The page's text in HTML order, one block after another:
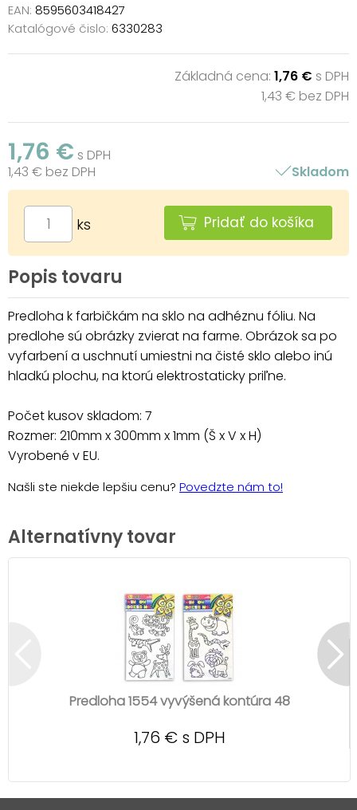
EAN: 8595603418427
Katalógové čislo: 6330283
Základná cena: 1,76 € s DPH
1,43 € bez DPH
1,76 € s DPH
1,43 € bez DPH
Skladom
ks Pridať do košíka
Popis tovaru
Predloha k farbičkám na sklo na adhéznu fóliu. Na
predlohe sú obrázky zvierat na farme. Obrázok sa po
vyfarbení a uschnutí umiestni na čisté sklo alebo inú
hladkú plochu, na ktorú elektrostaticky priľne.
Počet kusov skladom: 7
Rozmer: 210mm x 300mm x 1mm (Š x V x H)
Vyrobené v EU.
Našli ste niekde lepšiu cenu? Povedzte nám to!
Alternatívny tovar
Predloha 1554 vyvýšená kontúra 48
1,76 € s DPH